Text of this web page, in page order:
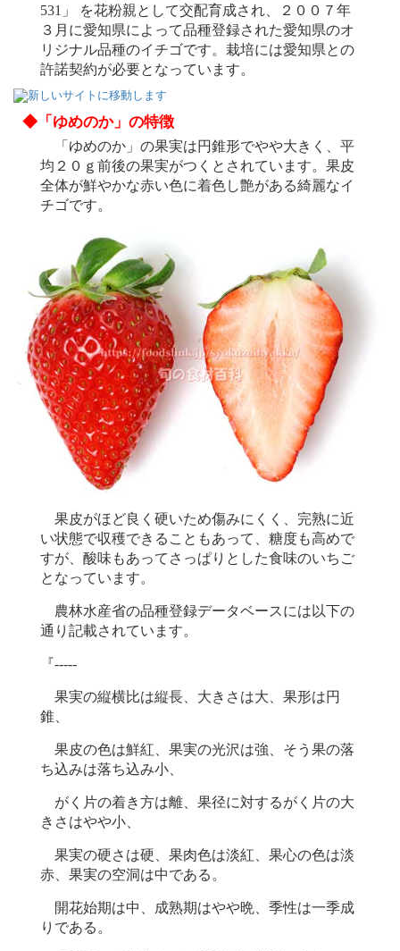
531」 を花粉親として交配育成され、２００７年
３月に愛知県によって品種登録された愛知県のオ
リジナル品種のイチゴです。栽培には愛知県との
許諾契約が必要となっています。
◆「ゆめのか」の特徴
「ゆめのか」の果実は円錐形でやや大きく、平
均２０ｇ前後の果実がつくとされています。果皮
全体が鮮やかな赤い色に着色し艶がある綺麗なイ
チゴです。
果皮がほど良く硬いため傷みにくく、完熟に近
い状態で収穫できることもあって、糖度も高めで
すが、酸味もあってさっぱりとした食味のいちご
となっています。
農林水産省の品種登録データベースには以下の
通り記載されています。
『-----
果実の縦横比は縦長、大きさは大、果形は円
錐、
果皮の色は鮮紅、果実の光沢は強、そう果の落
ち込みは落ち込み小、
がく片の着き方は離、果径に対するがく片の大
きさはやや小、
果実の硬さは硬、果肉色は淡紅、果心の色は淡
赤、果実の空洞は中である。
開花始期は中、成熟期はやや晩、季性は一季成
りである。